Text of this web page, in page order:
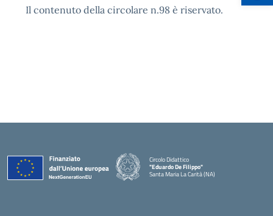
Il contenuto della circolare n.98 è riservato.
Circolo Didattico
"Eduardo De Filippo"
Santa Maria La Carità (NA)